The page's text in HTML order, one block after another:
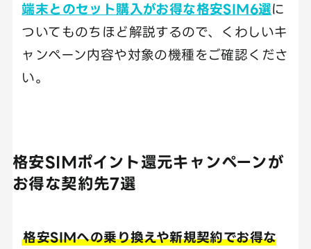
端末とのセット購入がお得な格安SIM6選に
ついてものちほど解説するので、くわしいキ
ャンペーン内容や対象の機種をご確認くださ
い。
格安SIMポイント還元キャンペーンが
お得な契約先7選
格安SIMへの乗り換えや新規契約でお得な